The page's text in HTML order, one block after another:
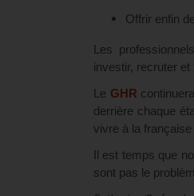
Offrir enfin
Les
investir, recruter
Le GHR
derrière chaque
vivre à la française
Il est temps que
sont pas le